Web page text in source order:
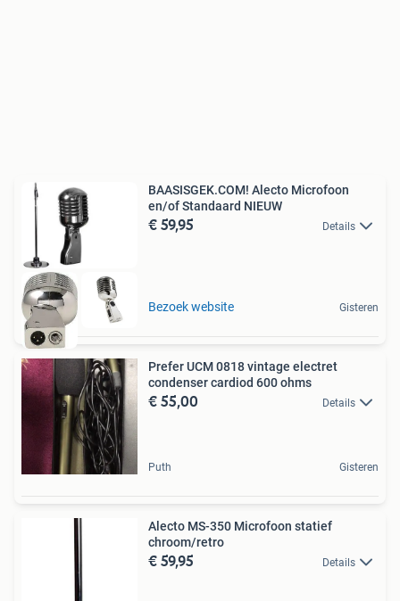
BAASISGEK.COM! Alecto Microfoon
en/of Standaard NIEUW
€ 59,95 Details
Bezoek website Gisteren
Prefer UCM 0818 vintage electret
condenser cardiod 600 ohms
€ 55,00 Details
Puth Gisteren
Alecto MS-350 Microfoon statief
chroom/retro
€ 59,95 Details